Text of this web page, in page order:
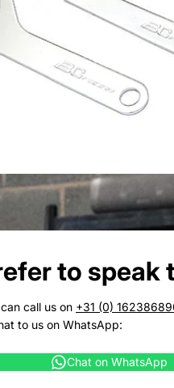
to speak
call us on +31 (0)
to us on WhatsApp:
Chat on WhatsApp